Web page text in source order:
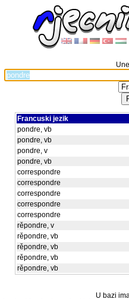
Francuski jezik
pondre, vb
pondre, vb
pondre, v
pondre, vb
correspondre
correspondre
correspondre
correspondre
correspondre
rěpondre, v
rěpondre, vb
rěpondre, vb
rěpondre, vb
rěpondre, vb
U bazi